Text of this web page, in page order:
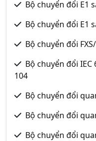
Bộ chuyển đổi E1
Bộ chuyển đổi E1
Bộ chuyển đổi FXS/
Bộ chuyển đổi IEC
104
Bộ chuyển đổi
Bộ chuyển đổi
Bộ chuyển đổi